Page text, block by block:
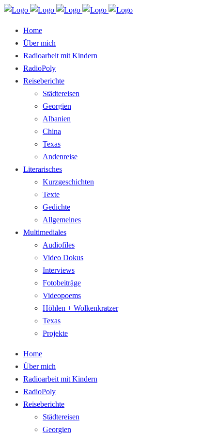
Home
Über mich
Radioarbeit mit Kindern
RadioPoly
Reiseberichte
Städtereisen
Georgien
Albanien
China
Texas
Andenreise
Literarisches
Kurzgeschichten
Texte
Gedichte
Allgemeines
Multimediales
Audiofiles
Video Dokus
Interviews
Fotobeiträge
Videopoems
Höhlen + Wolkenkratzer
Texas
Projekte
Home
Über mich
Radioarbeit mit Kindern
RadioPoly
Reiseberichte
Städtereisen
Georgien